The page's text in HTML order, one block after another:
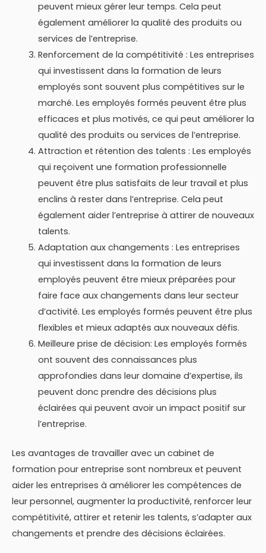
peuvent mieux gérer leur temps. Cela peut
également améliorer la qualité des produits ou
services de l’entreprise.
Renforcement de la compétitivité : Les entreprises
qui investissent dans la formation de leurs
employés sont souvent plus compétitives sur le
marché. Les employés formés peuvent être plus
efficaces et plus motivés, ce qui peut améliorer la
qualité des produits ou services de l’entreprise.
Attraction et rétention des talents : Les employés
qui reçoivent une formation professionnelle
peuvent être plus satisfaits de leur travail et plus
enclins à rester dans l’entreprise. Cela peut
également aider l’entreprise à attirer de nouveaux
talents.
Adaptation aux changements : Les entreprises
qui investissent dans la formation de leurs
employés peuvent être mieux préparées pour
faire face aux changements dans leur secteur
d’activité. Les employés formés peuvent être plus
flexibles et mieux adaptés aux nouveaux défis.
Meilleure prise de décision: Les employés formés
ont souvent des connaissances plus
approfondies dans leur domaine d’expertise, ils
peuvent donc prendre des décisions plus
éclairées qui peuvent avoir un impact positif sur
l’entreprise.
Les avantages de travailler avec un cabinet de
formation pour entreprise sont nombreux et peuvent
aider les entreprises à améliorer les compétences de
leur personnel, augmenter la productivité, renforcer leur
compétitivité, attirer et retenir les talents, s’adapter aux
changements et prendre des décisions éclairées.